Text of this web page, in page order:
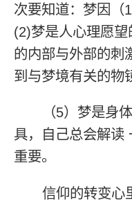
次要知道：梦因（
(2)梦是人心理愿
的内部与外部的刺
到与梦境有关的物
（5）梦是身
具，自己总会解读
重要。
信仰的转变心